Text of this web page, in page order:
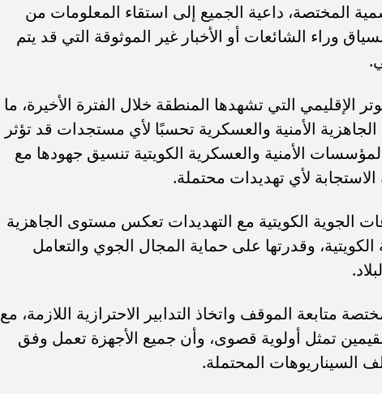
المختصة، داعية الجميع إلى استقاء المعلومات من
وراء الشائعات أو الأخبار غير الموثوقة التي قد يتم
الإقليمي التي تشهدها المنطقة خلال الفترة الأخيرة، ما
الأمنية والعسكرية تحسبًا لأي مستجدات قد تؤثر
الأمنية والعسكرية الكويتية تنسيق جهودها مع
لأي تهديدات محتملة.
الجوية الكويتية مع التهديدات تعكس مستوى الجاهزية
الكويتية، وقدرتها على حماية المجال الجوي والتعامل
متابعة الموقف واتخاذ التدابير الاحترازية اللازمة، مع
تمثل أولوية قصوى، وأن جميع الأجهزة تعمل وفق
السيناريوهات المحتملة.